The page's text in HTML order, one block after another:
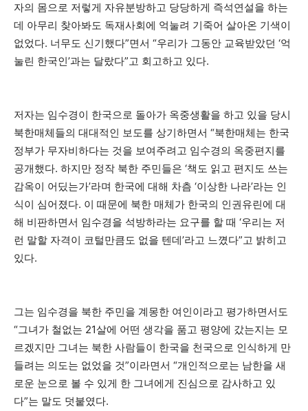
자의 몸으로 저렇게 자유분방하고 당당하게 즉석연설을 하는
데 아무리 찾아봐도 독재사회에 억눌려 기죽어 살아온 기색이
없었다. 너무도 신기했다”면서 “우리가 그동안 교육받았던 ‘억
눌린 한국인’과는 달랐다”고 회고하고 있다.
저자는 임수경이 한국으로 돌아가 옥중생활을 하고 있을 당시
북한매체들의 대대적인 보도를 상기하면서 “북한매체는 한국
정부가 무자비하다는 것을 보여주려고 임수경의 옥중편지를
공개했다. 하지만 정작 북한 주민들은 ‘책도 읽고 편지도 쓰는
감옥이 어딨는가’라며 한국에 대해 차츰 ‘이상한 나라’라는 인
식이 심어졌다. 이 때문에 북한 매체가 한국의 인권유린에 대
해 비판하면서 임수경을 석방하라는 요구를 할 때 ‘우리는 저
런 말할 자격이 코털만큼도 없을 텐데’라고 느꼈다”고 밝히고
있다.
그는 임수경을 북한 주민을 계몽한 여인이라고 평가하면서도
“그녀가 철없는 21살에 어떤 생각을 품고 평양에 갔는지는 모
르겠지만 그녀는 북한 사람들이 한국을 천국으로 인식하게 만
들려는 의도는 없었을 것”이라면서 “개인적으로는 남한을 새
로운 눈으로 볼 수 있게 한 그녀에게 진심으로 감사하고 있
다”는 말도 덧붙였다.